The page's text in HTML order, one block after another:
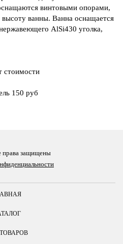
винтовыми опорами,
ванны. Ванна оснащается
AlSi430 уголка,
стоимости
150 руб
права защищены